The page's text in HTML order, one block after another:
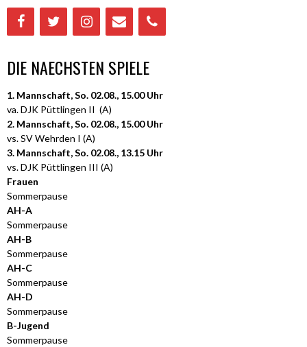
DIE NAECHSTEN SPIELE
1. Mannschaft, So. 02.08., 15.00 Uhr
va. DJK Püttlingen II (A)
2. Mannschaft, So. 02.08., 15.00 Uhr
vs. SV Wehrden I (A)
3. Mannschaft, So. 02.08., 13.15 Uhr
vs. DJK Püttlingen III (A)
Frauen
Sommerpause
AH-A
Sommerpause
AH-B
Sommerpause
AH-C
Sommerpause
AH-D
Sommerpause
B-Jugend
Sommerpause